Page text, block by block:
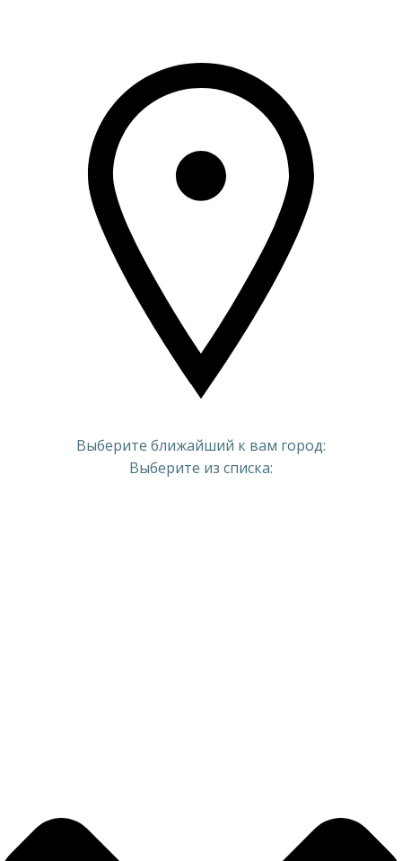
Выберите ближайший к вам город:
Выберите из списка: